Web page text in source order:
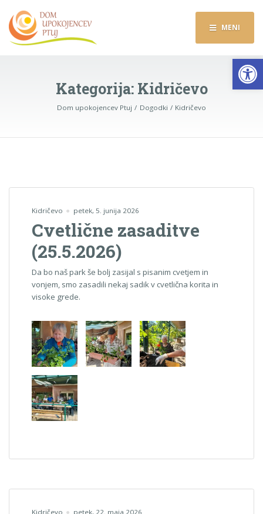
MENI
Kategorija: Kidričevo
Dom upokojencev Ptuj Dogodki Kidričevo
Kidričevo petek, 5. junija 2026
Cvetlične zasaditve
(25.5.2026)
Da bo naš park še bolj zasijal s pisanim cvetjem in
vonjem, smo zasadili nekaj sadik v cvetlična korita in
visoke grede.
Kidričevo petek, 22. maja 2026